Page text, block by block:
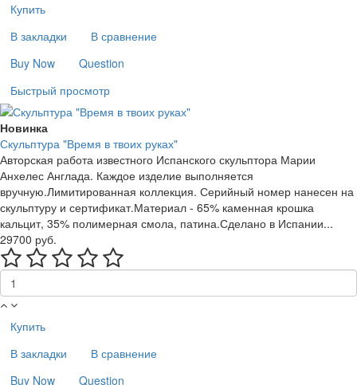
Купить
В закладки
В сравнение
Buy Now
Question
Быстрый просмотр
Новинка
Скульптура "Время в твоих руках"
Авторская работа известного Испанского скульптора Марии
Анхелес Англада. Каждое изделие выполняется
вручную.Лимитированная коллекция. Серийный номер нанесен на
скульптуру и сертификат.Материал - 65% каменная крошка
кальцит, 35% полимерная смола, патина.Сделано в Испании...
29700 руб.
Купить
В закладки
В сравнение
Buy Now
Question